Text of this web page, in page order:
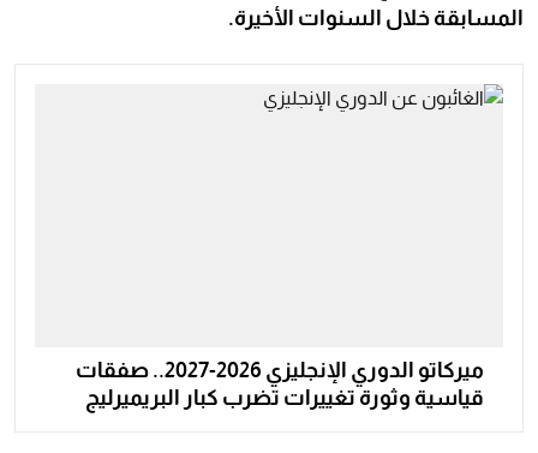
المسابقة خلال السنوات الأخيرة.
ميركاتو الدوري الإنجليزي 2026-2027.. صفقات
قياسية وثورة تغييرات تضرب كبار البريميرليج